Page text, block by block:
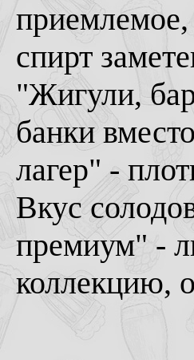
приемлемое,
спирт
"Жигули,
банки
лагер" -
Вкус
премиум" -
коллекцию,